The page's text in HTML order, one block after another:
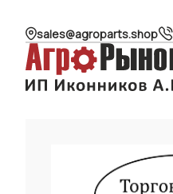
sales@agroparts.shop